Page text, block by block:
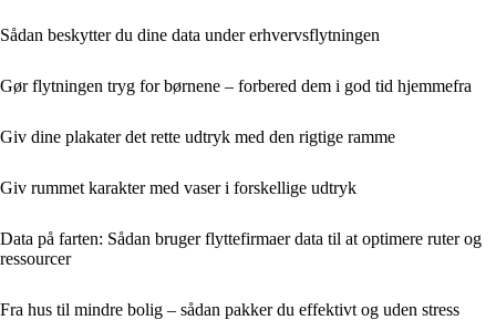
Sådan beskytter du dine data under erhvervsflytningen
Gør flytningen tryg for børnene – forbered dem i god tid hjemmefra
Giv dine plakater det rette udtryk med den rigtige ramme
Giv rummet karakter med vaser i forskellige udtryk
Data på farten: Sådan bruger flyttefirmaer data til at optimere ruter og
ressourcer
Fra hus til mindre bolig – sådan pakker du effektivt og uden stress